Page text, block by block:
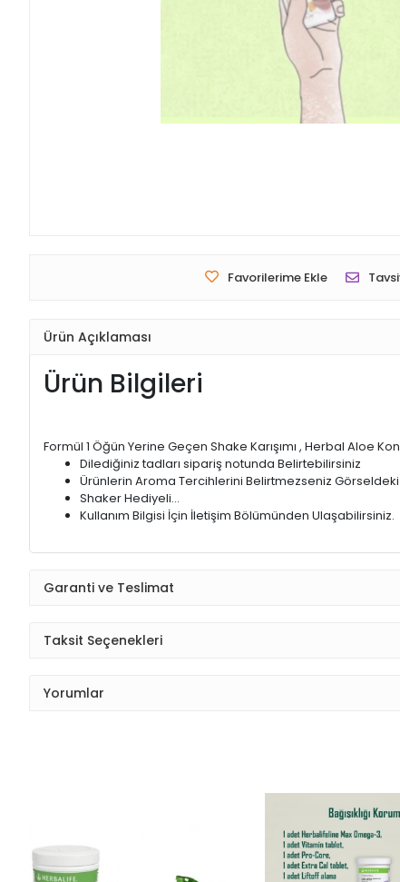
Favorilerime Ekle
Ürün Açıklaması
Ürün Bilgileri
Formül 1 Öğün Yerine Geçen Shake Karışımı , Herbal Aloe
Dilediğiniz tadları sipariş notunda Belirtebilirsiniz
Ürünlerin Aroma Tercihlerini Belirtmezseniz
Shaker Hediyeli...
Kullanım Bilgisi İçin İletişim Bölümünden Ulaşabilirsiniz.
Garanti ve Teslimat
Taksit Seçenekleri
Yorumlar